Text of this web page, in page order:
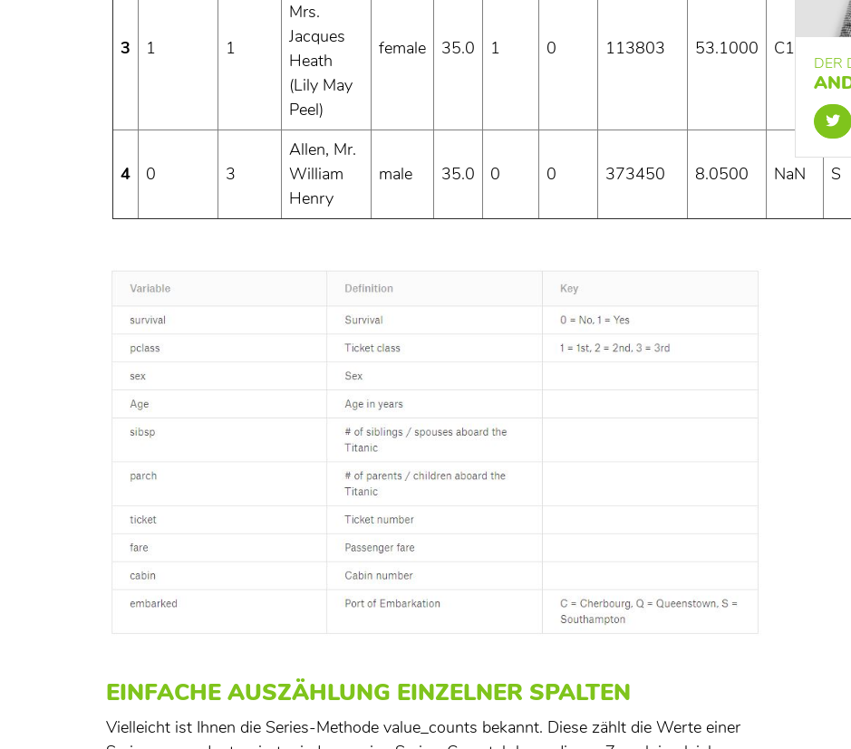
3 1 1
Mrs.
Jacques
Heath
(Lily May
Peel)
female 35.0 1 0 113803 53.1000 C123
4 0 3
Allen, Mr.
William
Henry
male 35.0 0 0 373450 8.0500 NaN S
EINFACHE AUSZÄHLUNG EINZELNER SPALTEN
Vielleicht ist Ihnen die Series-Methode value_counts bekannt. Diese zählt die Werte einer
DER